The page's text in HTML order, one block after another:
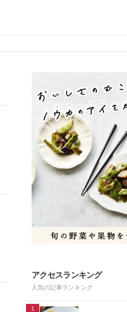
アクセスランキング
人気の記事ランキング
1